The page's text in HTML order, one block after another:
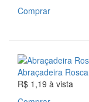
Comprar
Abraçadeira
R$ 1,19 à vista